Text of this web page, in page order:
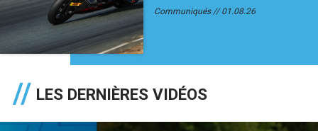
Communiqués 01.08.26
LES DERNIÈRES VIDÉOS